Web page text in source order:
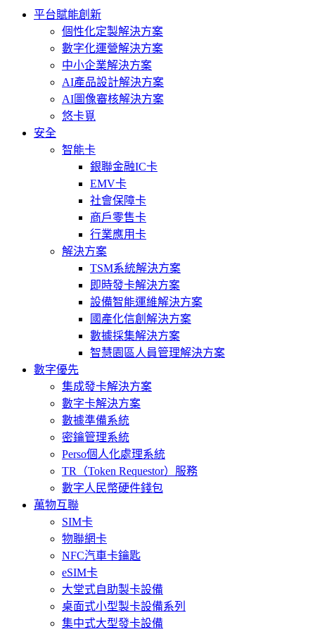
平台賦能創新
個性化定製解決方案
數字化運營解決方案
中小企業解決方案
AI產品設計解決方案
AI圖像審核解決方案
悠卡覓
安全
智能卡
銀聯金融IC卡
EMV卡
社會保障卡
商戶零售卡
行業應用卡
解決方案
TSM系統解決方案
即時發卡解決方案
設備智能運維解決方案
國產化信創解決方案
數據採集解決方案
智慧園區人員管理解決方案
數字優先
集成發卡解決方案
數字卡解決方案
數據準備系統
密鑰管理系統
Perso個人化處理系統
TR（Token Requestor）服務
數字人民幣硬件錢包
萬物互聯
SIM卡
物聯網卡
NFC汽車卡鑰匙
eSIM卡
大堂式自助製卡設備
桌面式小型製卡設備系列
集中式大型發卡設備